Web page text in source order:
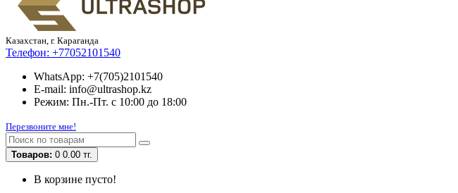
Казахстан, г. Караганда
Телефон: +77052101540
WhatsApp: +7(705)2101540
E-mail: info@ultrashop.kz
Режим: Пн.-Пт. с 10:00 до 18:00
Перезвоните мне!
Товаров: 0 0.00 тг.
В корзине пусто!